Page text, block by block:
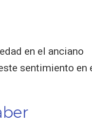
en el anciano
sentimiento en